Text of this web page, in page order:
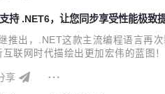
持 .NET6，让您同步享受性能极致
出，.NET这款主流编程语言再
联网时代描绘出更加宏伟的蓝
享